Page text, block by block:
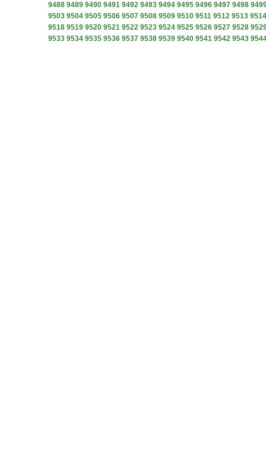
9488 9489 9490 9491 9492 9493 9494 9495 9496 9497 9498
9503 9504 9505 9506 9507 9508 9509 9510 9511 9512 9513 9514
9518 9519 9520 9521 9522 9523 9524 9525 9526 9527 9528
9533 9534 9535 9536 9537 9538 9539 9540 9541 9542 9543